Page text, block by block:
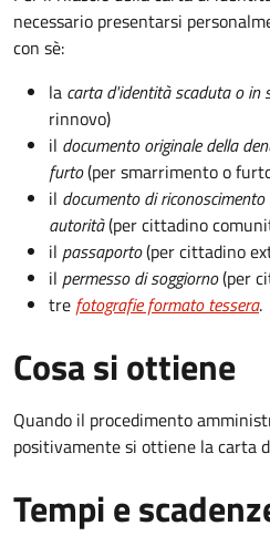
necessario presentarsi
con sè:
la carta d'identità scaduta o in
rinnovo)
il documento originale della
furto(per smarrimento o
il documento di
autorità(per cittadino
il passaporto(per cittadino
il permesso di soggiorno(per
tre fotografie formato tessera.
Cosa si ottiene
Quando il procedimento
positivamente si ottiene la carta
Tempi e